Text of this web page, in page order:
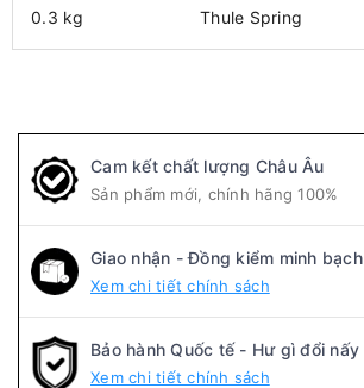
0.3 kg Thule Spring
Cam kết chất lượng Châu Âu
Sản phẩm mới, chính hãng 100%
Giao nhận - Đồng kiểm minh bạch
Xem chi tiết chính sách
Bảo hành Quốc tế - Hư gì đổi nấy
Xem chi tiết chính sách